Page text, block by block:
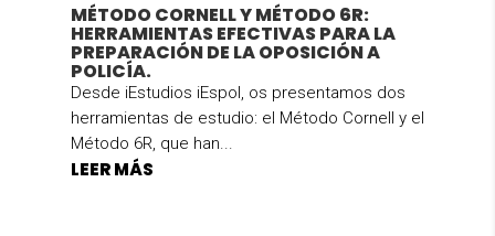
MÉTODO CORNELL Y MÉTODO 6R:
HERRAMIENTAS EFECTIVAS PARA LA
PREPARACIÓN DE LA OPOSICIÓN A
POLICÍA.
Desde iEstudios iEspol, os presentamos dos
herramientas de estudio: el Método Cornell y el
Método 6R, que han...
LEER MÁS